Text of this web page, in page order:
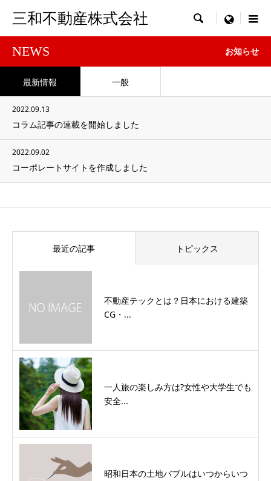
三和不動産株式会社  menu
NEWS お知らせ
最新情報 一般
2022.09.13
コラム記事の連載を開始しました
2022.09.02
コーポレートサイトを作成しました
最近の記事 トピックス
不動産テックとは？日本における建築
CG・...
一人旅の楽しみ方は?女性や大学生でも
安全...
昭和日本の土地バブルはいつからいつ